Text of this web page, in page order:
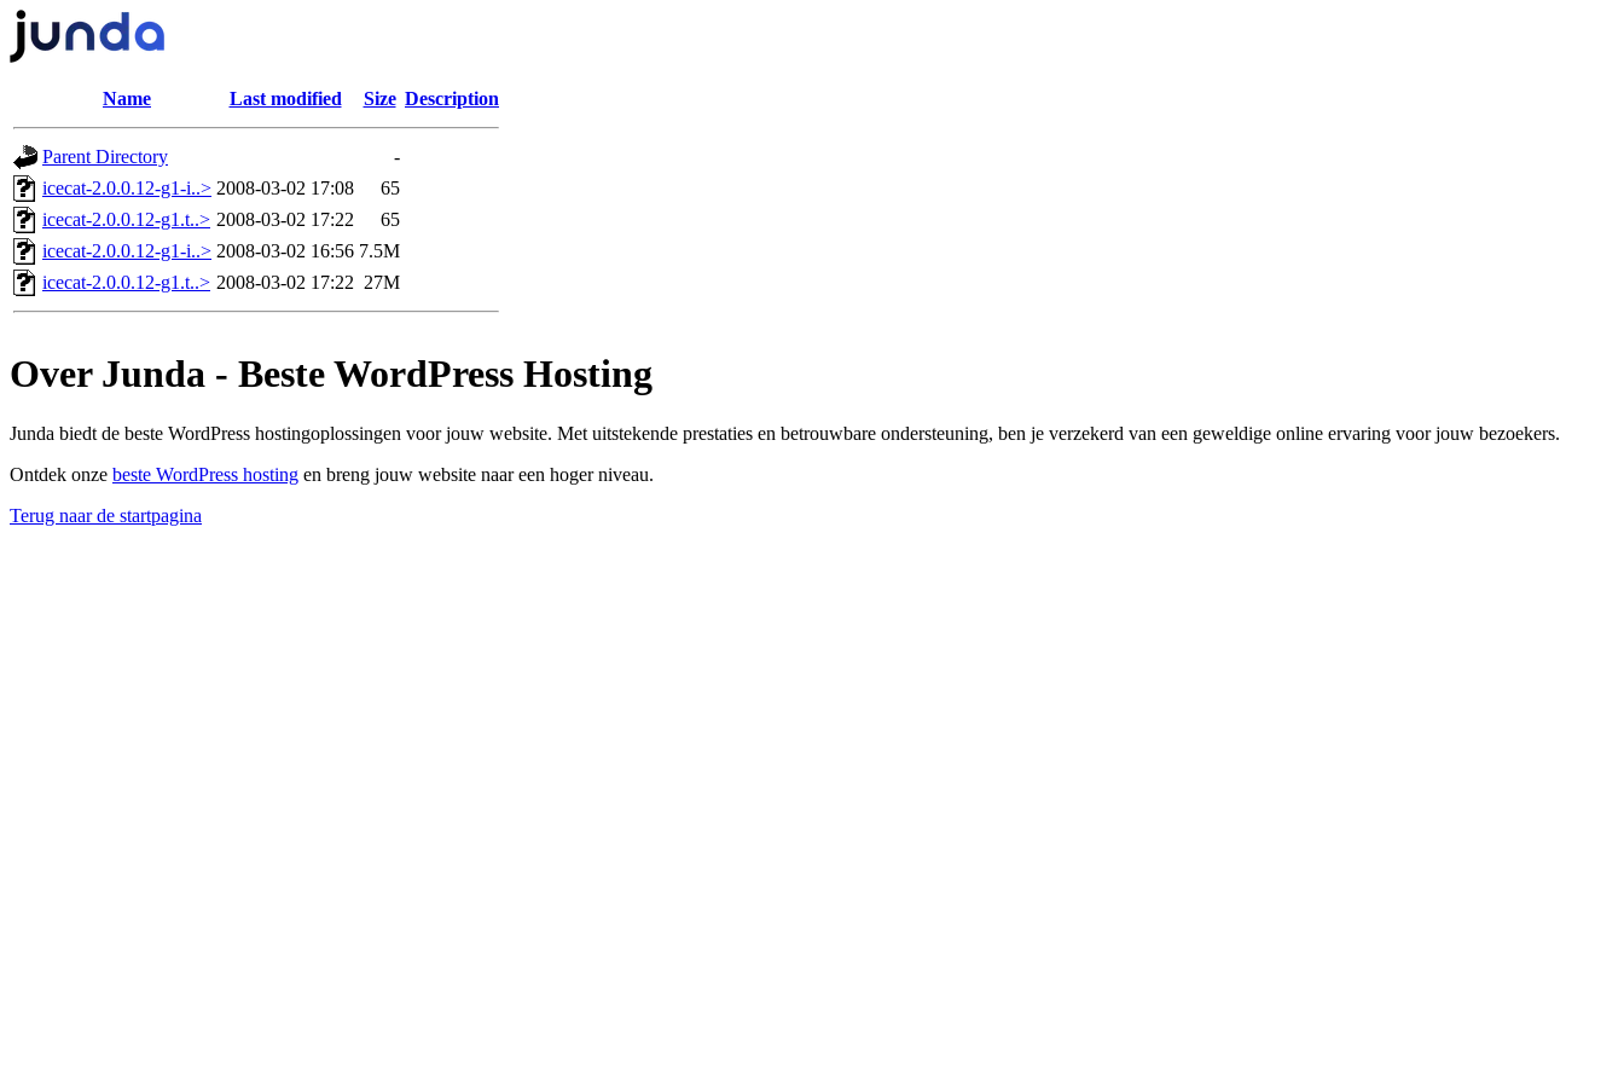
Name Last modified Size Description
Parent Directory
-
icecat-2.0.0.12-g1-i..> 2008-03-02 17:08
65
icecat-2.0.0.12-g1.t..> 2008-03-02 17:22
65
icecat-2.0.0.12-g1-i..> 2008-03-02 16:56 7.5M
icecat-2.0.0.12-g1.t..> 2008-03-02 17:22 27M
Over Junda - Beste WordPress Hosting
Junda biedt de beste WordPress hostingoplossingen voor jouw website. Met uitstekende prestaties en betrouwbare ondersteuning, ben je verzekerd van een geweldige online ervaring voor jouw bezoekers.
Ontdek onze beste WordPress hosting en breng jouw website naar een hoger niveau.
Terug naar de startpagina